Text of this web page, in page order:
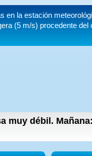
en la estación
(5 m/s) procedente del
muy débil. Mañana: